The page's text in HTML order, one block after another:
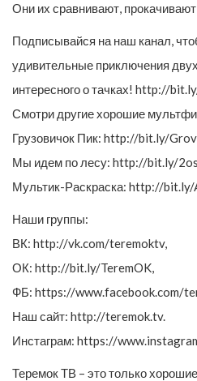
Они их сравнивают,
Подписывайся на наш канал,
удивительные приключения
интересного о тачках! http://
Смотри другие хорошие
Грузовичок Пик: http://bit.ly/
Мы идем по лесу: http://bit.ly/
Мультик-Раскраска: http://bit.ly/
Наши группы:
ВК: http://vk.com/teremoktv,
ОК: http://bit.ly/TeremOK,
ФБ: https://www.facebook.com/
Наш сайт: http://teremok.tv.
Инстаграм: https://
Теремок ТВ – это только